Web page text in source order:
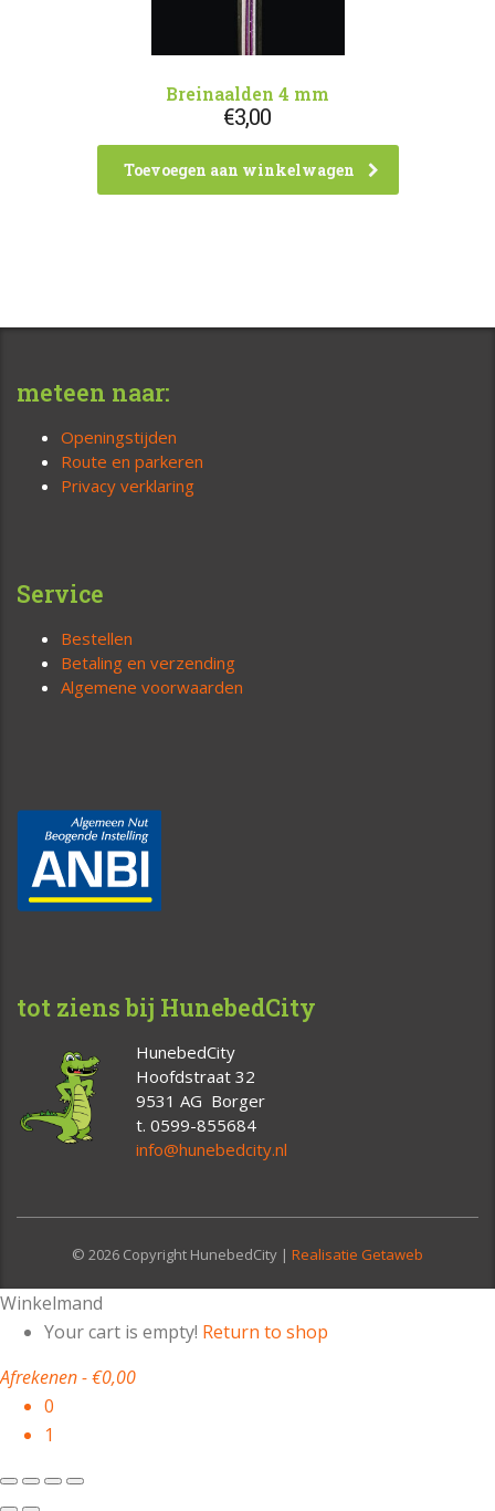
Breinaalden 4 mm
€3,00
Toevoegen aan winkelwagen
meteen naar:
Openingstijden
Route en parkeren
Privacy verklaring
Service
Bestellen
Betaling en verzending
Algemene voorwaarden
tot ziens bij HunebedCity
HunebedCity
Hoofdstraat 32
9531 AG Borger
t. 0599-855684
info@hunebedcity.nl
© 2026 Copyright HunebedCity | Realisatie Getaweb
Winkelmand
Your cart is empty! Return to shop
Afrekenen-€0,00
0
1